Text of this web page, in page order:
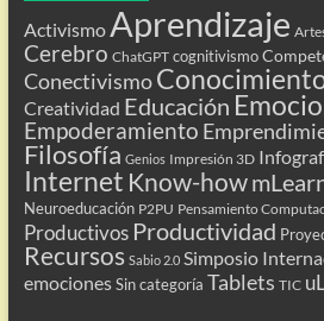
Activismo Aprendizaje
Cerebro ChatGPT cognitivismo
Conectivismo
Creatividad Educación
Empoderamiento
Filosofía Genios Impresión 3D
Internet Know-how
Neuroeducación P2PU Pensamiento
Productivos Productividad
Recursos Sabio 2.0 Simposio
emociones Sin categoría Tablets TIC